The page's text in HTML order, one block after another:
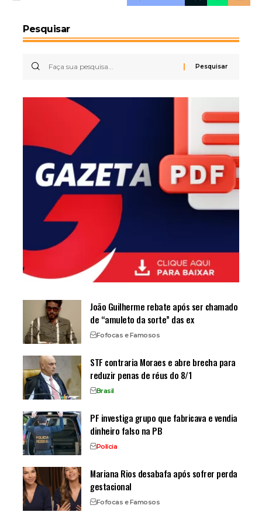
Pesquisar
João Guilherme rebate após ser chamado
de “amuleto da sorte” das ex
Fofocas e Famosos
STF contraria Moraes e abre brecha para
reduzir penas de réus do 8/1
Brasil
PF investiga grupo que fabricava e vendia
dinheiro falso na PB
Polícia
Mariana Rios desabafa após sofrer perda
gestacional
Fofocas e Famosos